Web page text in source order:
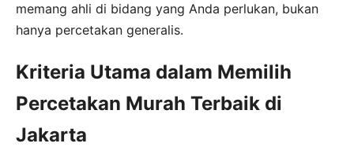
memang ahli di bidang yang Anda perlukan, bukan
hanya percetakan generalis.
Kriteria Utama dalam Memilih
Percetakan Murah Terbaik di
Jakarta